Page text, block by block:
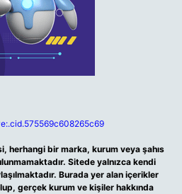
herhangi bir marka, kurum veya şahıs
Sitede yalnızca kendi
Burada yer alan içerikler
gerçek kurum ve kişiler hakkında